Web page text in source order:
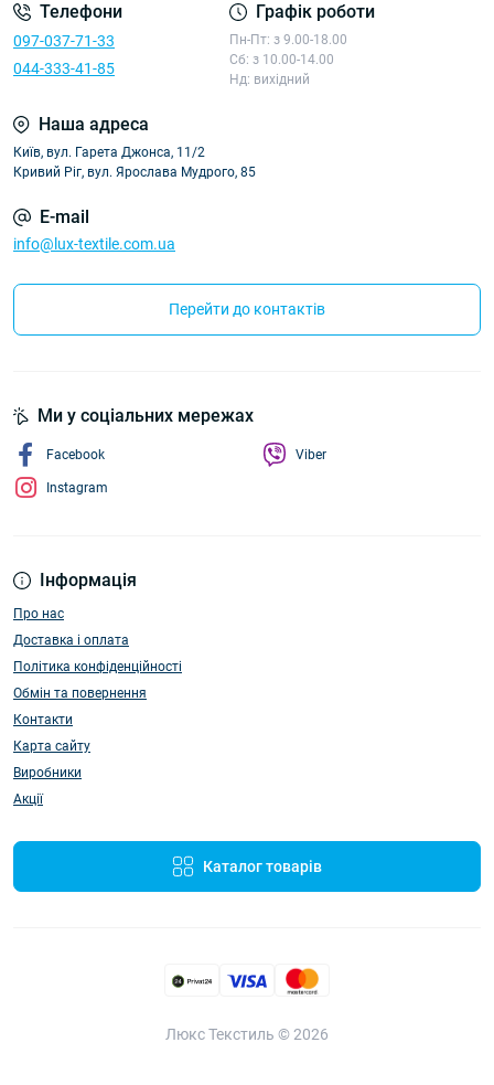
Телефони
097-037-71-33
044-333-41-85
Графік роботи
Пн-Пт: з 9.00-18.00
Сб: з 10.00-14.00
Нд: вихідний
Наша адреса
Київ, вул. Гарета Джонса, 11/2
Кривий Ріг, вул. Ярослава Мудрого, 85
E-mail
info@lux-textile.com.ua
Перейти до контактів
Інформація
Про нас
Доставка і оплата
Політика конфіденційності
Обмін та повернення
Контакти
Карта сайту
Виробники
Акції
Каталог товарів
Ми у соціальних мережах
Facebook
Instagram
Viber
Люкс Текстиль © 2026